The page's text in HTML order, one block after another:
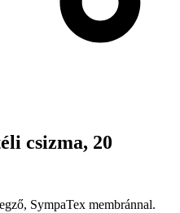
csizma, 20
SympaTex membránnal.